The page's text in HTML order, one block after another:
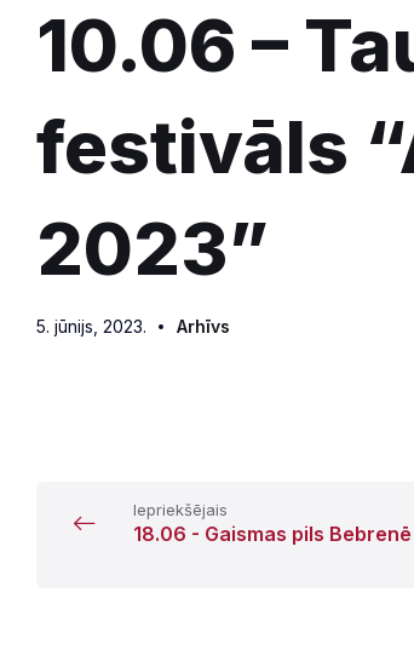
10.06 –
festivāls
2023”
5. jūnijs, 2023. Arhīvs
Iepriekšējais
18.06 - Gaismas pils Bebrenē